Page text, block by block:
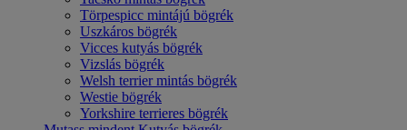
Törpespicc mintájú bögrék
Uszkáros bögrék
Vicces kutyás bögrék
Vizslás bögrék
Welsh terrier mintás bögrék
Westie bögrék
Yorkshire terrieres bögrék